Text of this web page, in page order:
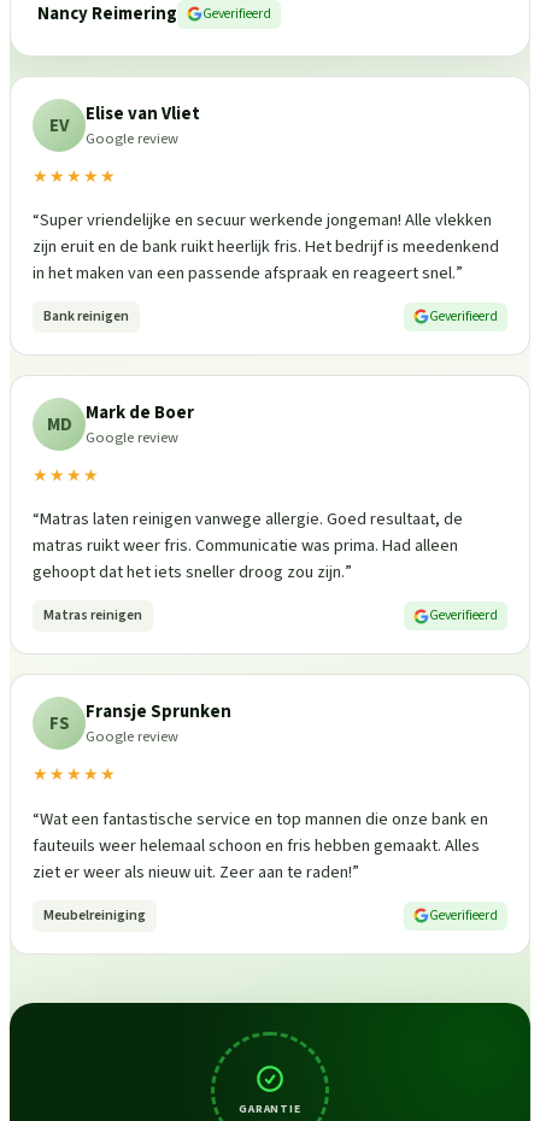
Nancy Reimering
Geverifieerd
EV Elise van Vliet
Google review
★★★★★
“Super vriendelijke en secuur werkende jongeman! Alle vlekken
zijn eruit en de bank ruikt heerlijk fris. Het bedrijf is meedenkend
in het maken van een passende afspraak en reageert snel.”
Bank reinigen Geverifieerd
MD Mark de Boer
Google review
★★★★
“Matras laten reinigen vanwege allergie. Goed resultaat, de
matras ruikt weer fris. Communicatie was prima. Had alleen
gehoopt dat het iets sneller droog zou zijn.”
Matras reinigen Geverifieerd
FS Fransje Sprunken
Google review
★★★★★
“Wat een fantastische service en top mannen die onze bank en
fauteuils weer helemaal schoon en fris hebben gemaakt. Alles
ziet er weer als nieuw uit. Zeer aan te raden!”
Meubelreiniging Geverifieerd
GARANTIE